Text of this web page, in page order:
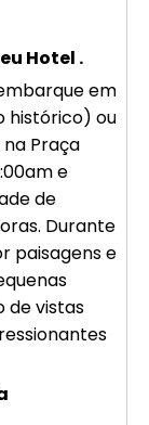
4
Hotel .
em
histórico) ou
Praça
e
de
Durante
paisagens e
de vistas